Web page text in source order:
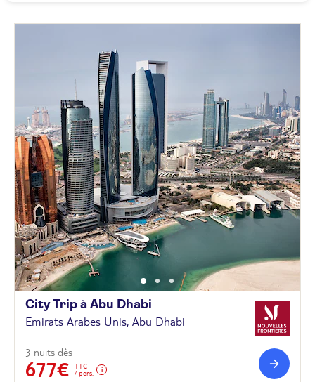
City Trip à Abu Dhabi
Emirats Arabes Unis, Abu Dhabi
3 nuits dès
677€
TTC
/ pers.